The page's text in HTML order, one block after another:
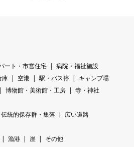
ート・市営住宅
病院・福祉施設
庫 空港 駅・バス停
キャンプ場
博物館・美術館・工房
寺・神社
統的保存群・集落
広い道路
漁港 崖
その他